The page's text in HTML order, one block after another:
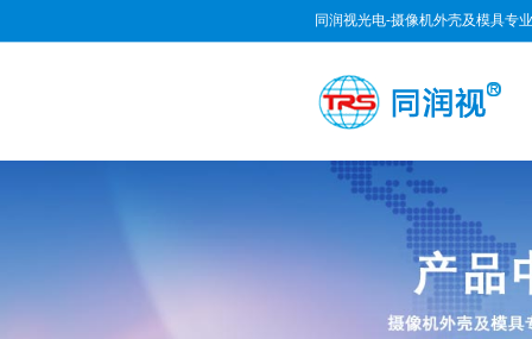
同润视光电-摄像机外壳及模具专